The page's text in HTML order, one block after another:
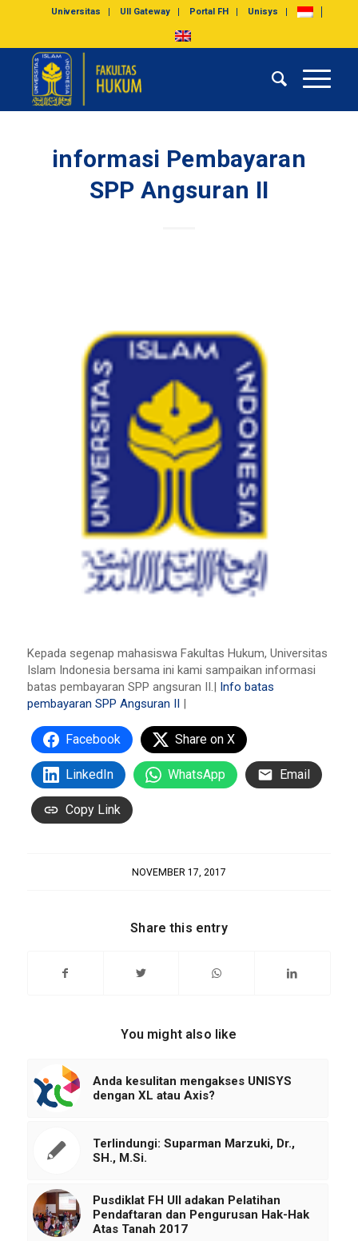
Universitas UII Gateway Portal FH Unisys
informasi Pembayaran
SPP Angsuran II
Kepada segenap mahasiswa Fakultas Hukum, Universitas
Islam Indonesia bersama ini kami sampaikan informasi
batas pembayaran SPP angsuran II. | Info batas
pembayaran SPP Angsuran II|
Facebook Share on X
LinkedIn WhatsApp Email
Copy Link
NOVEMBER 17, 2017
Share this entry
You might also like
Anda kesulitan mengakses UNISYS
dengan XL atau Axis?
Terlindungi: Suparman Marzuki, Dr.,
SH., M.Si.
Pusdiklat FH UII adakan Pelatihan
Pendaftaran dan Pengurusan Hak-Hak
Atas Tanah 2017